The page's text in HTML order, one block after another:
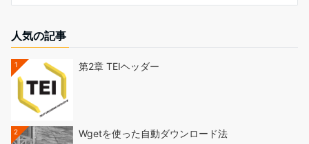
人気の記事
1 第2章 TEIヘッダー
2 Wgetを使った自動ダウンロード法